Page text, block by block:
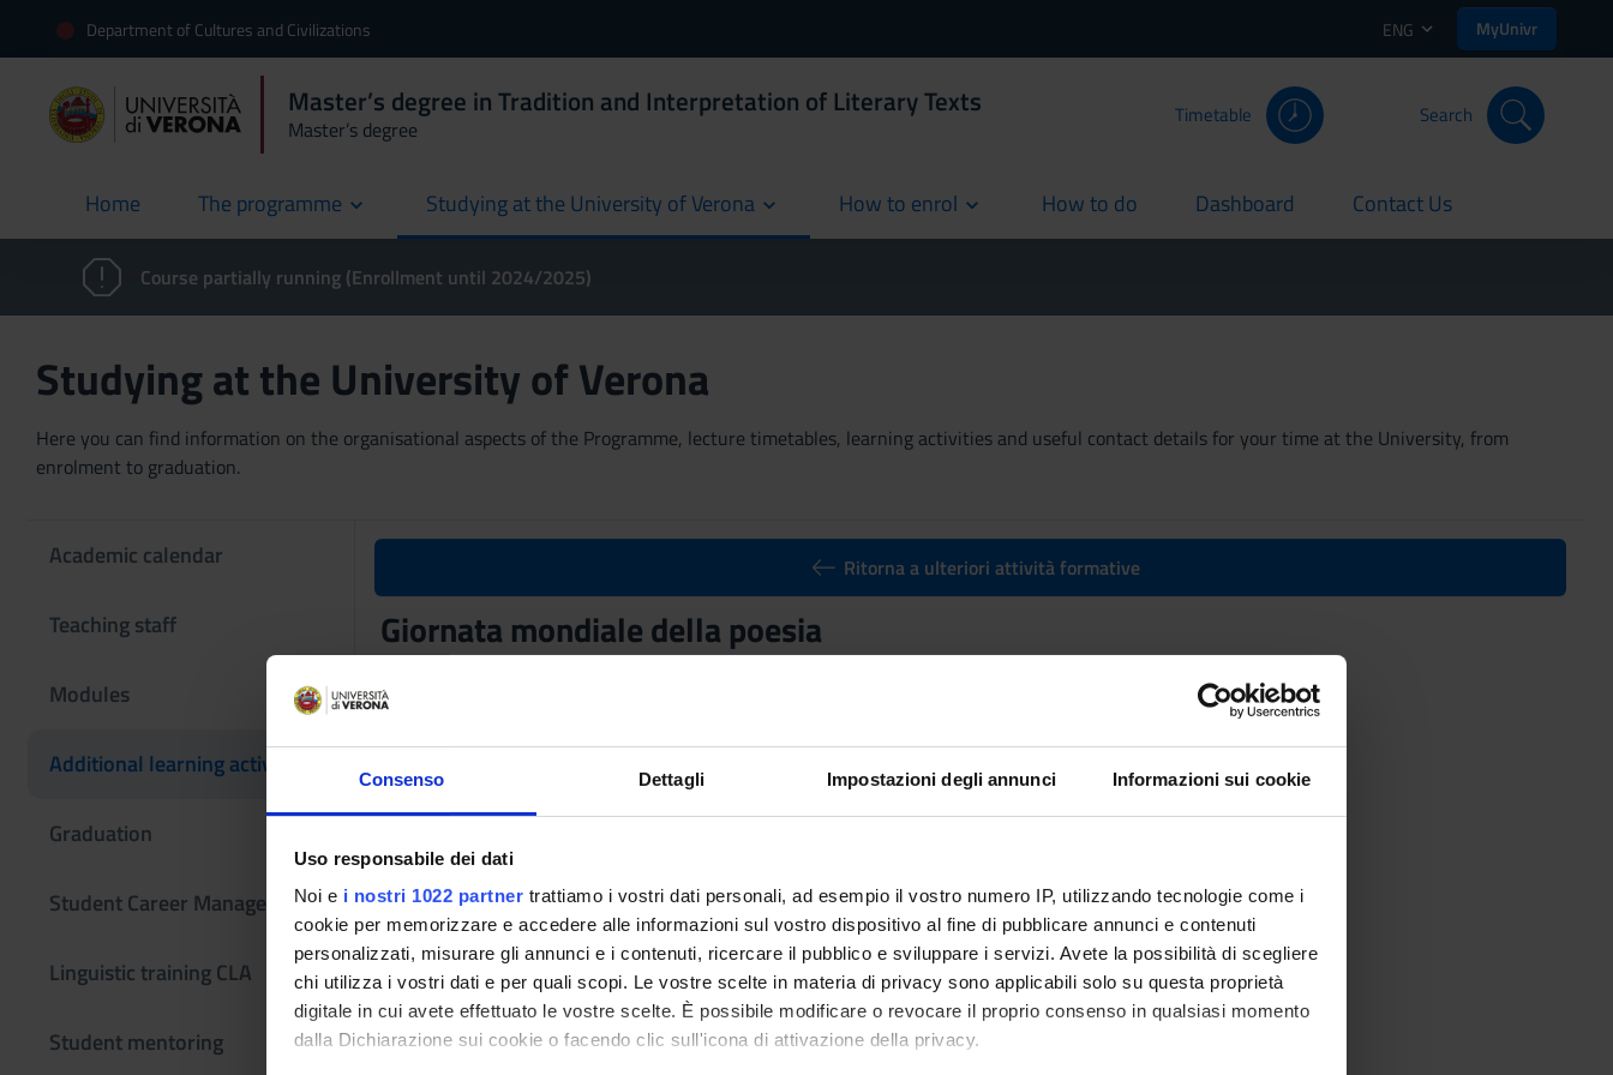
Consenso Dettagli Impostazioni degli annunci Informazioni sui cookie
Uso responsabile dei dati
Noi e i nostri 1022 partner trattiamo i vostri dati personali, ad esempio il vostro numero IP, utilizzando tecnologie come i
cookie per memorizzare e accedere alle informazioni sul vostro dispositivo al fine di pubblicare annunci e contenuti
personalizzati, misurare gli annunci e i contenuti, ricercare il pubblico e sviluppare i servizi. Avete la possibilità di scegliere
chi utilizza i vostri dati e per quali scopi. Le vostre scelte in materia di privacy sono applicabili solo su questa proprietà
digitale in cui avete effettuato le vostre scelte. È possibile modificare o revocare il proprio consenso in qualsiasi momento
dalla Dichiarazione sui cookie o facendo clic sull'icona di attivazione della privacy.
Department of Cultures and Civilizations ENG MyUnivr
Master’s degree in Tradition and Interpretation of Literary Texts
Master’s degree
Timetable Search
Home
current The programme Studying at the University of Verona How to enrol How to do
current Dashboard
current Contact Us
current
Course partially running (Enrollment until 2024/2025)
Studying at the University of Verona
Here you can find information on the organisational aspects of the Programme, lecture timetables, learning activities and useful contact details for your time at the University, from
enrolment to graduation.
Academic calendar
Teaching staff
Modules
Additional learning activities
Graduation
Student Career Management
Linguistic training CLA
Student mentoring
Ritorna a ulteriori attività formative
Giornata mondiale della poesia
4S009555
The course is given byGiornata mondiale della poesia(2020/2021) - Bachelor’s degree in Humanities